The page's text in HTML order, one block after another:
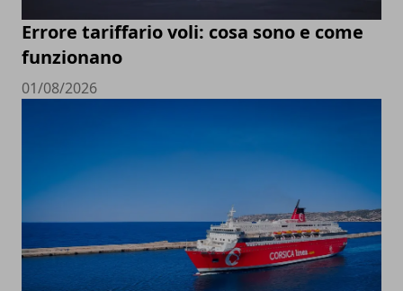
Errore tariffario voli: cosa sono e come
funzionano
01/08/2026